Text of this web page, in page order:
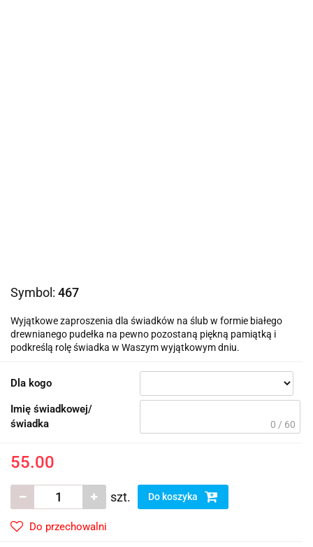
Symbol: 467
Wyjątkowe zaproszenia dla świadków na ślub w formie białego
drewnianego pudełka na pewno pozostaną piękną pamiątką i
podkreślą rolę świadka w Waszym wyjątkowym dniu.
Dla kogo
Imię świadkowej/
świadka
0 / 60
55.00
szt. Do koszyka
Do przechowalni